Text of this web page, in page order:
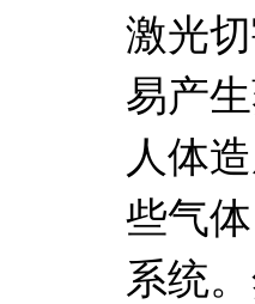
激光
易产
人体
些气
系统